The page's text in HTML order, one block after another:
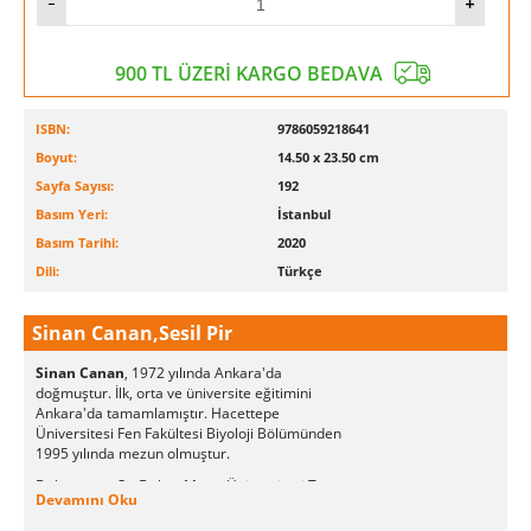
yazarı.
büyük öneme sahip olması geleceğin çalışma anlayışının insan
odaklı olmasını gerektiriyor. Bu kitap insan odaklı liderliğin
duyulan değere kucak açacak bir vizyon çizmesini sağlayan
paha biçilemez bir kaynak.
John W. Budd
Profesör, Endüstri İlişkileri LandGrant Vakfı Başkanı,
Minnesota Üniversitesi.
Çalışma Düşüncesi (The Thought of Work) kitabının yazarı.
900 TL ÜZERİ KARGO BEDAVA
ISBN:
9786059218641
Boyut:
14.50 x 23.50 cm
Sayfa Sayısı:
192
Basım Yeri:
İstanbul
Basım Tarihi:
2020
Dili:
Türkçe
Sinan Canan,Sesil Pir
Sinan Canan, 1972 yılında Ankara'da
doğmuştur. İlk, orta ve üniversite eğitimini
Ankara'da tamamlamıştır. Hacettepe
Üniversitesi Fen Fakültesi Biyoloji Bölümünden
1995 yılında mezun olmuştur.
Daha sonra On Dokuz Mayıs Üniversitesi Tıp
Fakültesi Histoloji-Embriyoloji Anabilim Dalında
Devamını Oku